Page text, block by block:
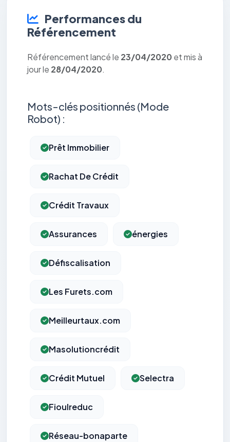
Performances du
Référencement
Référencement lancé le 23/04/2020 et mis à
jour le 28/04/2020.
Mots-clés positionnés (Mode
Robot) :
Prêt Immobilier
Rachat De Crédit
Crédit Travaux
Assurances énergies
Défiscalisation
Les Furets.com
Meilleurtaux.com
Masolutioncrédit
Crédit Mutuel Selectra
Fioulreduc
Réseau-bonaparte